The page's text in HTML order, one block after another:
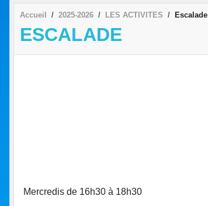
Accueil 2025-2026 LES ACTIVITES Escalade
ESCALADE
Mercredis de 16h30 à 18h30